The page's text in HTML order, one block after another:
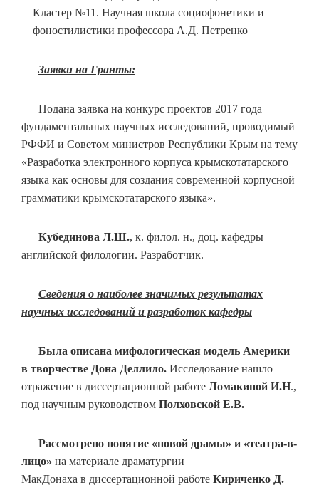
Кластер №11. Научная школа социофонетики и
фоностилистики профессора А.Д. Петренко
Заявки на Гранты:
Подана заявка на конкурс проектов 2017 года
фундаментальных научных исследований, проводимый
РФФИ и Советом министров Республики Крым на тему
«Разработка электронного корпуса крымскотатарского
языка как основы для создания современной корпусной
грамматики крымскотатарского языка».
Кубединова Л.Ш., к. филол. н., доц. кафедры
английской филологии. Разработчик.
Сведения о наиболее значимых результатах
научных исследований и разработок кафедры
Была описана мифологическая модель Америки
в творчестве Дона Деллило. Исследование нашло
отражение в диссертационной работе Ломакиной И.Н.,
под научным руководством Полховской Е.В.
Рассмотрено понятие «новой драмы» и «театра-в-
лицо» на материале драматургии
МакДонаха в диссертационной работе Кириченко Д.